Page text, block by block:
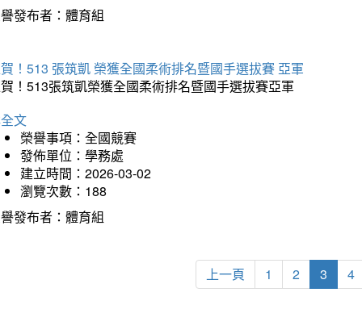
發布者：體育組
！513 張筑凱 榮獲全國柔術排名暨國手選拔賽 亞軍
！513張筑凱榮獲全國柔術排名暨國手選拔賽亞軍
文
榮譽事項：全國競賽
發佈單位：學務處
建立時間：2026-03-02
瀏覽次數：188
發布者：體育組
上一頁 1 2 3 4